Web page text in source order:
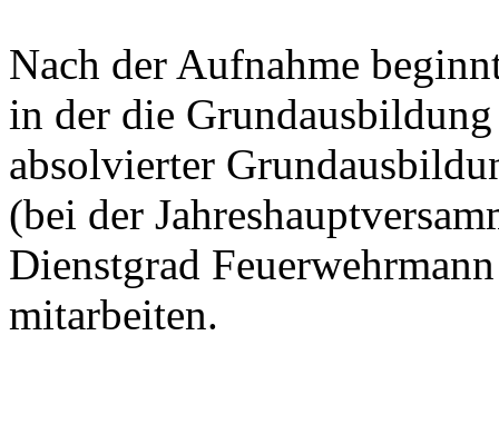
Nach der Aufnahme
in der die
absolvierter
(bei der
Dienstgrad
mitarbeiten.